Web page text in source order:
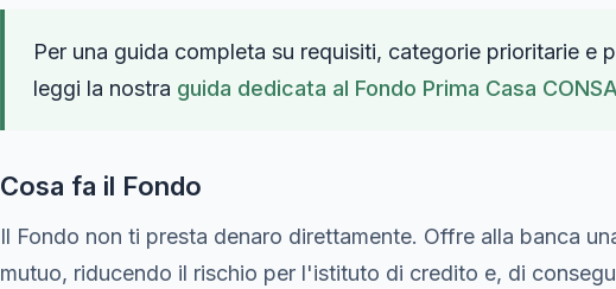
Per una guida completa su requisiti, categorie prioritarie e
leggi la nostra guida dedicata al Fondo Prima Casa
Cosa fa il Fondo
Il Fondo non ti presta denaro direttamente. Offre alla banca
mutuo, riducendo il rischio per l'istituto di credito e, di